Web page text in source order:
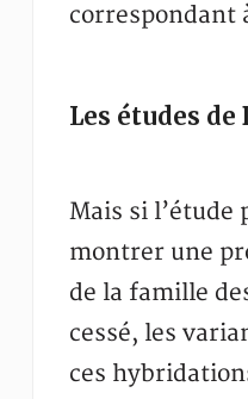
correspondant
Les études
Mais si l’étude
montrer une
de la famille
cessé, les
ces